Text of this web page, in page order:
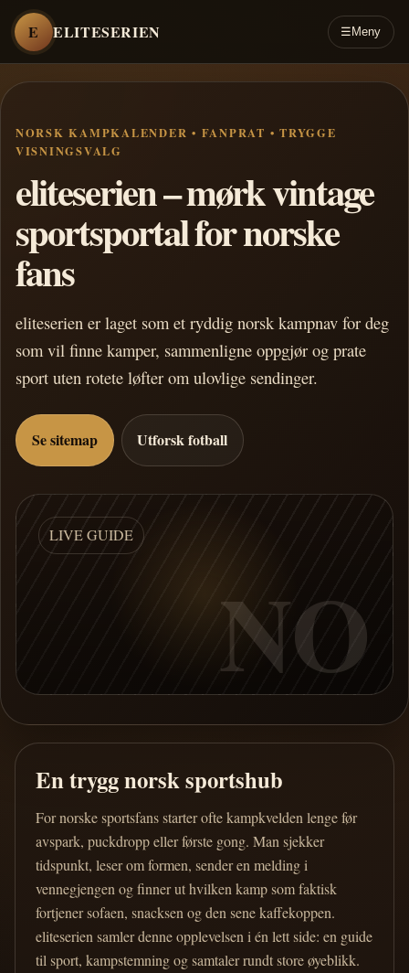
E ELITESERIEN ☰ Meny
NORSK KAMPKALENDER • FANPRAT • TRYGGE
VISNINGSVALG
eliteserien – mørk vintage
sportsportal for norske
fans
eliteserien er laget som et ryddig norsk kampnav for deg
som vil finne kamper, sammenligne oppgjør og prate
sport uten rotete løfter om ulovlige sendinger.
Se sitemap Utforsk fotball
LIVE GUIDE
NO
En trygg norsk sportshub
For norske sportsfans starter ofte kampkvelden lenge før
avspark, puckdropp eller første gong. Man sjekker
tidspunkt, leser om formen, sender en melding i
vennegjengen og finner ut hvilken kamp som faktisk
fortjener sofaen, snacksen og den sene kaffekoppen.
eliteserien samler denne opplevelsen i én lett side: en guide
til sport, kampstemning og samtaler rundt store øyeblikk.